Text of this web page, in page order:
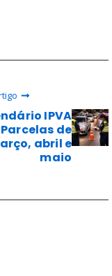
IPVA
de
abril e
maio